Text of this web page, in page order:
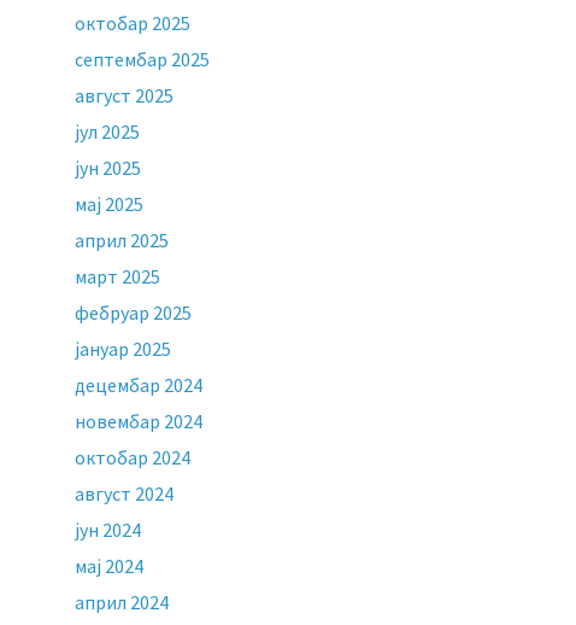
октобар 2025
септембар 2025
август 2025
јул 2025
јун 2025
мај 2025
април 2025
март 2025
фебруар 2025
јануар 2025
децембар 2024
новембар 2024
октобар 2024
август 2024
јун 2024
мај 2024
април 2024